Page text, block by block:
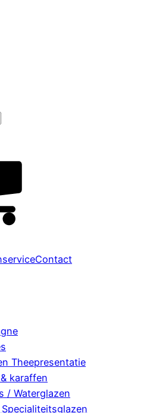
Contact
Theepresentatie
karaffen
/ Waterglazen